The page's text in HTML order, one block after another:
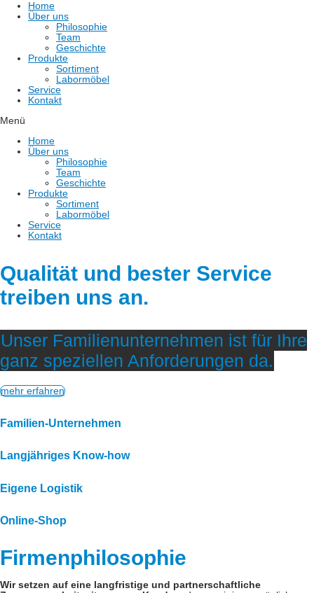
Home
Über uns
Philosophie
Team
Geschichte
Produkte
Sortiment
Labormöbel
Service
Kontakt
Menü
Home
Über uns
Philosophie
Team
Geschichte
Produkte
Sortiment
Labormöbel
Service
Kontakt
Qualität und bester Service
treiben uns an.
Unser Familienunternehmen ist für Ihre
ganz speziellen Anforderungen da.
mehr erfahren
Familien-Unternehmen
Langjähriges Know-how
Eigene Logistik
Online-Shop
Firmenphilosophie
Wir setzen auf eine langfristige und partnerschaftliche